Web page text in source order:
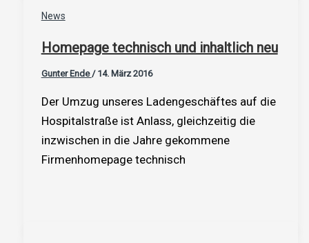
News
Homepage technisch und inhaltlich neu
Gunter Ende / 14. März 2016
Der Umzug unseres Ladengeschäftes auf die
Hospitalstraße ist Anlass, gleichzeitig die
inzwischen in die Jahre gekommene
Firmenhomepage technisch